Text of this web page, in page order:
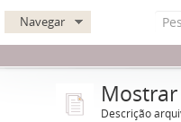
Navegar
Descrição